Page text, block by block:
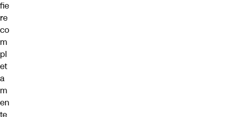
fie
re
co
m
pl
et
a
m
en
te